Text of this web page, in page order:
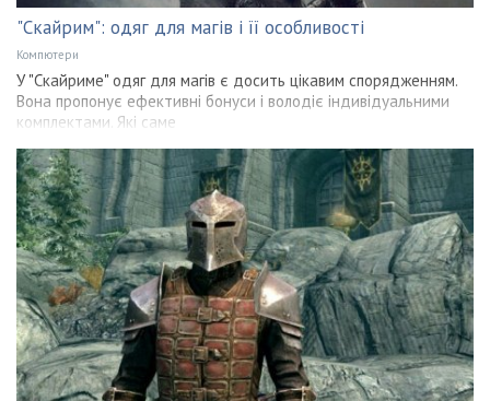
"Скайрим": одяг для магів і її особливості
Компютери
У "Скайриме" одяг для магів є досить цікавим спорядженням.
Вона пропонує ефективні бонуси і володіє індивідуальними
комплектами. Які саме